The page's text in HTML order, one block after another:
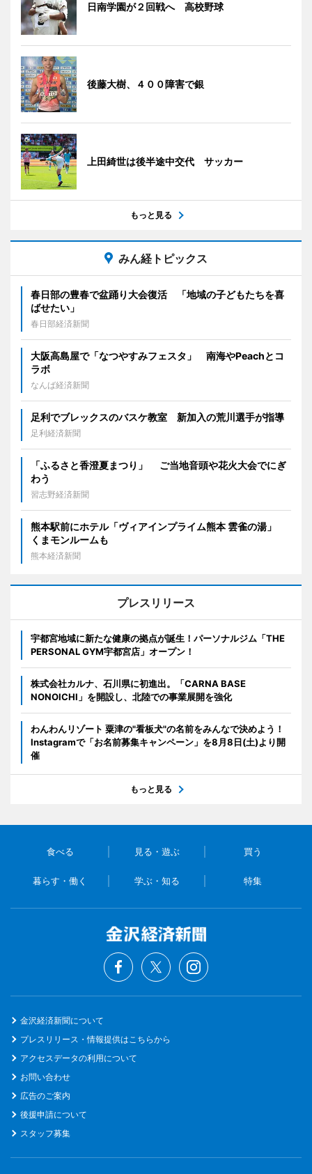
日南学園が２回戦へ 高校野球
後藤大樹、４００障害で銀
上田綺世は後半途中交代 サッカー
もっと見る
みん経トピックス
春日部の豊春で盆踊り大会復活 「地域の子どもたちを喜
ばせたい」
春日部経済新聞
大阪高島屋で「なつやすみフェスタ」 南海やPeachとコ
ラボ
なんば経済新聞
足利でブレックスのバスケ教室 新加入の荒川選手が指導
足利経済新聞
「ふるさと香澄夏まつり」 ご当地音頭や花火大会でにぎ
わう
習志野経済新聞
熊本駅前にホテル「ヴィアインプライム熊本 雲雀の湯」
くまモンルームも
熊本経済新聞
プレスリリース
宇都宮地域に新たな健康の拠点が誕生！パーソナルジム「THE
PERSONAL GYM宇都宮店」オープン！
株式会社カルナ、石川県に初進出。「CARNA BASE
NONOICHI」を開設し、北陸での事業展開を強化
わんわんリゾート 粟津の"看板犬"の名前をみんなで決めよう！
Instagramで「お名前募集キャンペーン」を8月8日(土)より開
催
もっと見る
食べる 見る・遊ぶ 買う
暮らす・働く 学ぶ・知る 特集
金沢経済新聞について
プレスリリース・情報提供はこちらから
アクセスデータの利用について
お問い合わせ
広告のご案内
後援申請について
スタッフ募集